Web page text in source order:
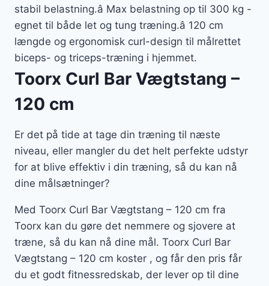
stabil belastning.â Max belastning op til 300 kg -
egnet til både let og tung træning.â 120 cm
længde og ergonomisk curl-design til målrettet
biceps- og triceps-træning i hjemmet.
Toorx Curl Bar Vægtstang –
120 cm
Er det på tide at tage din træning til næste
niveau, eller mangler du det helt perfekte udstyr
for at blive effektiv i din træning, så du kan nå
dine målsætninger?
Med Toorx Curl Bar Vægtstang – 120 cm fra
Toorx kan du gøre det nemmere og sjovere at
træne, så du kan nå dine mål. Toorx Curl Bar
Vægtstang – 120 cm koster , og får den pris får
du et godt fitnessredskab, der lever op til dine